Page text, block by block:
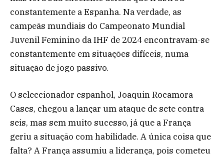
constantemente a Espanha. Na verdade, as
campeãs mundiais do Campeonato Mundial
Juvenil Feminino da IHF de 2024 encontravam-se
constantemente em situações difíceis, numa
situação de jogo passivo.
O seleccionador espanhol, Joaquin Rocamora
Cases, chegou a lançar um ataque de sete contra
seis, mas sem muito sucesso, já que a França
geriu a situação com habilidade. A única coisa que
falta? A França assumiu a liderança, pois cometeu